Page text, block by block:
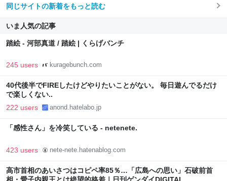
同じサイトの新着をもっと読む
いま人気の記事
踏絵 - 河部真道 / 踏絵 | くらげバンチ
245 users kuragebunch.com
40代後半でFIREしたけどやりたいことがない。 毎日遊んでるだけ
で楽しくない..
222 users anond.hatelabo.jp
「感性さん」を冷笑している - netenete.
423 users nete-nete.hatenablog.com
高市首相のあいさつはコピペ率85％…「広島への思い」石破前首